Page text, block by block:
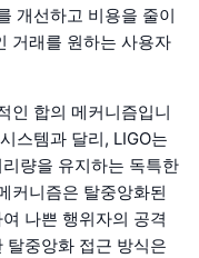
개선하고 비용을 줄이
거래를 원하는 사용자
인 합의 메커니즘입니
스템과 달리, LIGO는
량을 유지하는 독특한
커니즘은 탈중앙화된
나쁜 행위자의 공격
탈중앙화 접근 방식은